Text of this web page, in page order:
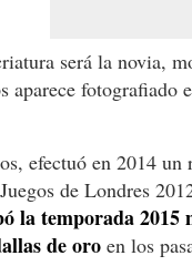
será la novia,
aparece
efectuó en 2014
de Londres
la temporada 2015
de oro en los